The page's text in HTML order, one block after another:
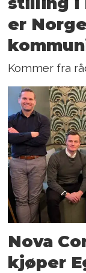
er
Kommer fra
Nova
kjøper